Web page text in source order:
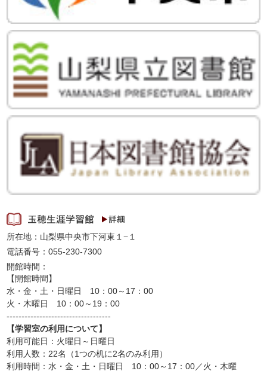
所在地：山梨県中央市下河東１−１
電話番号：055-230-7300
開館時間：
【開館時間】
水・金・土・日曜日 10：00～17：00
火・木曜日 10：00～19：00
-----------------------------------
【学習室の利用について】
利用可能日：火曜日～日曜日
利用人数：22名（1つの机に2名のみ利用）
利用時間：水・金・土・日曜日 10：00～17：00／火・木曜